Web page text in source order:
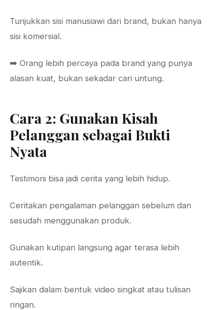
Tunjukkan sisi manusiawi dari brand, bukan hanya
sisi komersial.
➡️ Orang lebih percaya pada brand yang punya
alasan kuat, bukan sekadar cari untung.
Cara 2: Gunakan Kisah
Pelanggan sebagai Bukti
Nyata
Testimoni bisa jadi cerita yang lebih hidup.
Ceritakan pengalaman pelanggan sebelum dan
sesudah menggunakan produk.
Gunakan kutipan langsung agar terasa lebih
autentik.
Sajikan dalam bentuk video singkat atau tulisan
ringan.